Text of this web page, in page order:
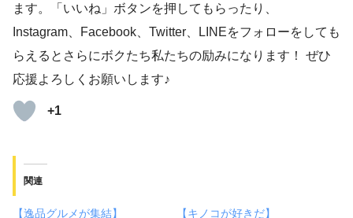
ます。「いいね」ボタンを押してもらったり、
Instagram、Facebook、Twitter、LINEをフォローをしても
らえるとさらにボクたち私たちの励みになります！ ぜひ
応援よろしくお願いします♪
+1
関連
【逸品グルメが集結】
【キノコが好きだ】